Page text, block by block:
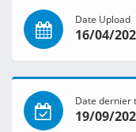
Date Upload
16/04/
Date dernier
19/09/